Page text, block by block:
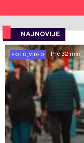
NAJNOVIJE
FOTO, VIDEO
Pre 32 min